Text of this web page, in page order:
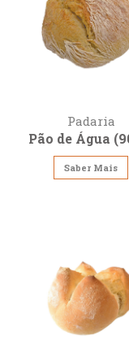
Padaria
Pão de Água
Saber Mais